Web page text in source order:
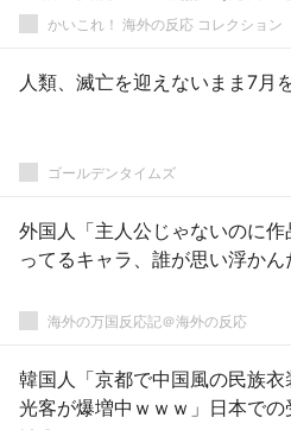
かいこれ！ 海外の反応 コレクション
人類、滅亡を迎えないまま7月
ゴールデンタイムズ
外国人「主人公じゃないのに作
ってるキャラ、誰が思い浮かん
海外の万国反応記＠海外の反応
韓国人「京都で中国風の民族衣
光客が爆増中ｗｗｗ」日本での